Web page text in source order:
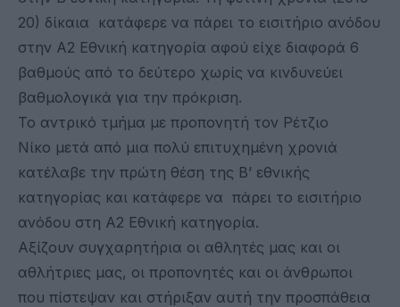
20) δίκαια κατάφερε να πάρει το εισιτήριο ανόδου
στην Α2 Εθνική κατηγορία αφού είχε διαφορά 6
βαθμούς από το δεύτερο χωρίς να κινδυνεύει
βαθμολογικά για την πρόκριση.
Το αντρικό τμήμα με προπονητή τον Ρέτζιο
Νίκο μετά από μια πολύ επιτυχημένη χρονιά
κατέλαβε την πρώτη θέση της Β’ εθνικής
κατηγορίας και κατάφερε να πάρει το εισιτήριο
ανόδου στη Α2 Εθνική κατηγορία.
Αξίζουν συγχαρητήρια οι αθλητές μας και οι
αθλήτριες μας, οι προπονητές και οι άνθρωποι
που πίστεψαν και στήριξαν αυτή την προσπάθεια